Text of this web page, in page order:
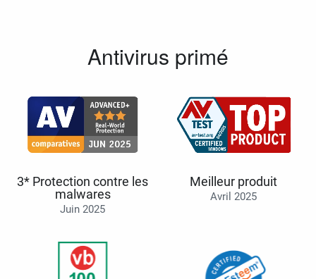
Antivirus primé
3* Protection contre les
malwares
Juin 2025
Meilleur produit
Avril 2025